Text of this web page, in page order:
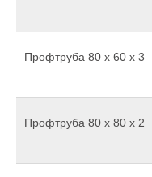
Профтруба 80 х 60 х 3
Профтруба 80 х 80 х 2